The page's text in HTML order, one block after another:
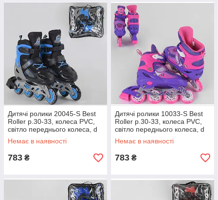
Дитячі ролики 20045-S Best
Roller р.30-33, колеса PVC,
світло переднього колеса, d
коліс 6,5 см роликові ковзани
Немає в наявності
783 ₴
Дитячі ролики 10033-S Best
Roller р.30-33, колеса PVC,
світло переднього колеса, d
коліс 6,5 см роликові ковзани
Немає в наявності
783 ₴